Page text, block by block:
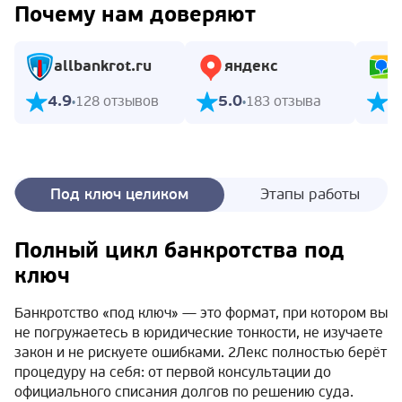
Почему нам доверяют
allbankrot.ru
4.9 128 отзывов
яндекс
5.0 183 отзыва
Под ключ целиком Этапы работы
Полный цикл банкротства под
ключ
Банкротство «под ключ» — это формат, при котором вы
не погружаетесь в юридические тонкости, не изучаете
закон и не рискуете ошибками. 2Лекс полностью берёт
процедуру на себя: от первой консультации до
официального списания долгов по решению суда.